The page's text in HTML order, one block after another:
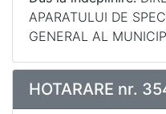
APARATULUI DE
GENERAL AL
HOTARARE nr.